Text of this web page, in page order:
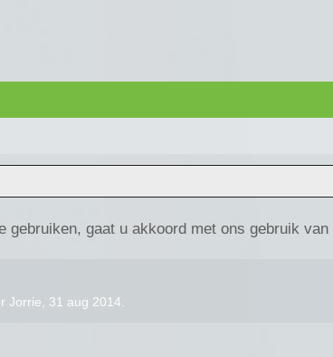
gebruiken, gaat u akkoord met ons gebruik
Jorrie 31 aug 2014